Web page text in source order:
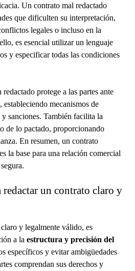
Un contrato mal redactado
que dificulten su interpretación,
legales o incluso en la
es esencial utilizar un lenguaje
y especificar todas las condiciones
protege a las partes ante
mecanismos de
sanciones. También facilita la
de lo pactado, proporcionando
En resumen, un contrato
la base para una relación comercial
redactar un contrato claro y
y legalmente válido, es
a la estructura y precisión del
específicos y evitar ambigüedades
comprendan sus derechos y